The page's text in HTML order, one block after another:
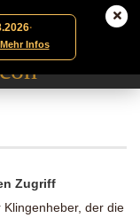
·
Mehr Infos
Zugriff
der die